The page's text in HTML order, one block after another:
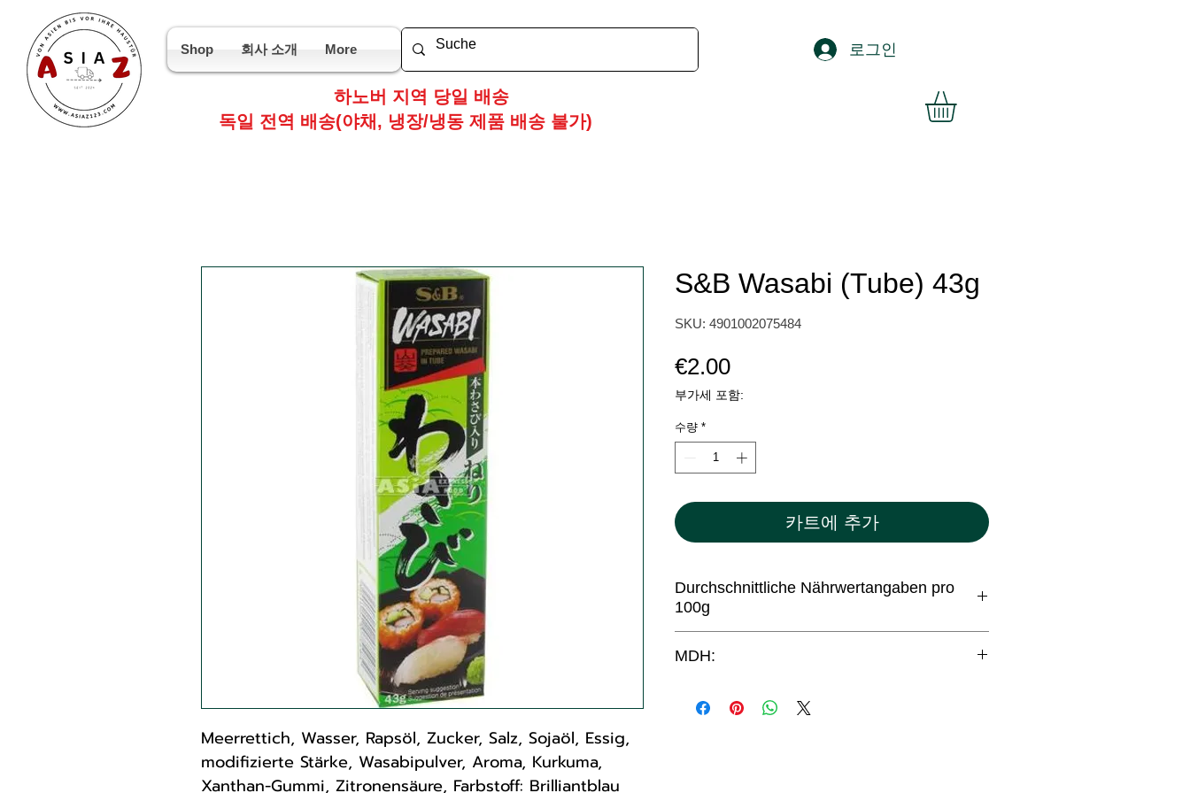
Shop 회사 소개 More 로그인
독일 전역 배송(야채, 냉장/냉동 제품 배송 불가)
하노버 지역 당일 배송
Meerrettich, Wasser, Rapsöl, Zucker, Salz, Sojaöl, Essig,
modifizierte Stärke, Wasabipulver, Aroma, Kurkuma,
Xanthan-Gummi, Zitronensäure, Farbstoff: Brilliantblau
S&B Wasabi (Tube) 43g
SKU: 4901002075484
€2.00가
격
부가세 포함:
수량 *
카트에 추가
Durchschnittliche Nährwertangaben pro
100g
Fett: 7,6g
Kohlenhydrate: 9,3g
MDH: